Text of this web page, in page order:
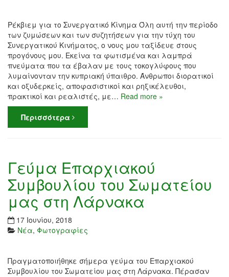
Ρέκβιεμ για το Συνεργατικό Κίνημα Όλη αυτή την περίοδο
των ζυμώσεων και των συζητήσεων για την τύχη του
Συνεργατικού Κινήματος, ο νους μου ταξίδευε στους
προγόνους μου. Εκείνα τα φωτισμένα και λαμπρά
πνεύματα που τα έβαλαν με τους τοκογλύφους που
λυμαίνονταν την κυπριακή ύπαιθρο. Άνθρωποι διορατικοί
και οξυδερκείς, αποφασιστικοί και ρηξικέλευθοι,
πρακτικοί και ρεαλιστές, με… Read more »
Περισσότερα
Γεύμα Επαρχιακού
Συμβουλίου του Σωματείου
μας στη Λάρνακα
17 Ιουνίου, 2018
Νέα, Φωτογραφίες
Πραγματοποιήθηκε σήμερα γεύμα του Επαρχιακού
Συμβουλίου του Σωματείου μας στη Λάρνακα. Πέρασαν